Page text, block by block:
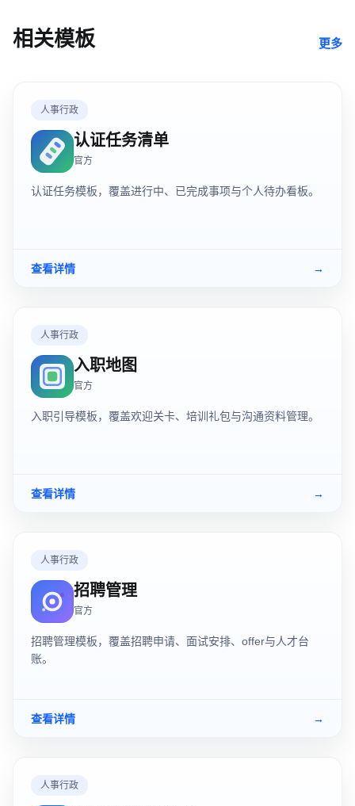
相关模板 更多
人事行政
认证任务清单
官方
认证任务模板，覆盖进行中、已完成事项与个人待办看板。
查看详情 →
人事行政
入职地图
官方
入职引导模板，覆盖欢迎关卡、培训礼包与沟通资料管理。
查看详情 →
人事行政
招聘管理
官方
招聘管理模板，覆盖招聘申请、面试安排、offer与人才台
账。
查看详情 →
人事行政